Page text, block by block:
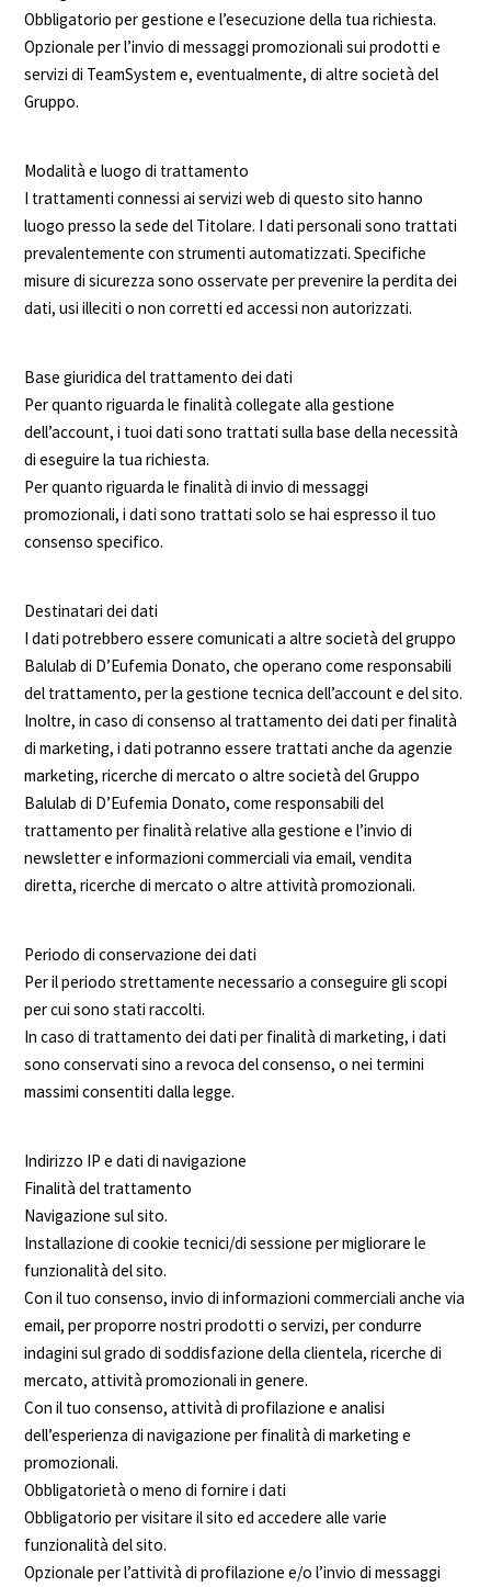
Obbligatorio per gestione e l’esecuzione della tua richiesta.
Opzionale per l’invio di messaggi promozionali sui prodotti e
servizi di TeamSystem e, eventualmente, di altre società del
Gruppo.
Modalità e luogo di trattamento
I trattamenti connessi ai servizi web di questo sito hanno
luogo presso la sede del Titolare. I dati personali sono trattati
prevalentemente con strumenti automatizzati. Specifiche
misure di sicurezza sono osservate per prevenire la perdita dei
dati, usi illeciti o non corretti ed accessi non autorizzati.
Base giuridica del trattamento dei dati
Per quanto riguarda le finalità collegate alla gestione
dell’account, i tuoi dati sono trattati sulla base della necessità
di eseguire la tua richiesta.
Per quanto riguarda le finalità di invio di messaggi
promozionali, i dati sono trattati solo se hai espresso il tuo
consenso specifico.
Destinatari dei dati
I dati potrebbero essere comunicati a altre società del gruppo
Balulab di D’Eufemia Donato, che operano come responsabili
del trattamento, per la gestione tecnica dell’account e del sito.
Inoltre, in caso di consenso al trattamento dei dati per finalità
di marketing, i dati potranno essere trattati anche da agenzie
marketing, ricerche di mercato o altre società del Gruppo
Balulab di D’Eufemia Donato, come responsabili del
trattamento per finalità relative alla gestione e l’invio di
newsletter e informazioni commerciali via email, vendita
diretta, ricerche di mercato o altre attività promozionali.
Periodo di conservazione dei dati
Per il periodo strettamente necessario a conseguire gli scopi
per cui sono stati raccolti.
In caso di trattamento dei dati per finalità di marketing, i dati
sono conservati sino a revoca del consenso, o nei termini
massimi consentiti dalla legge.
Indirizzo IP e dati di navigazione
Finalità del trattamento
Navigazione sul sito.
Installazione di cookie tecnici/di sessione per migliorare le
funzionalità del sito.
Con il tuo consenso, invio di informazioni commerciali anche via
email, per proporre nostri prodotti o servizi, per condurre
indagini sul grado di soddisfazione della clientela, ricerche di
mercato, attività promozionali in genere.
Con il tuo consenso, attività di profilazione e analisi
dell’esperienza di navigazione per finalità di marketing e
promozionali.
Obbligatorietà o meno di fornire i dati
Obbligatorio per visitare il sito ed accedere alle varie
funzionalità del sito.
Opzionale per l’attività di profilazione e/o l’invio di messaggi